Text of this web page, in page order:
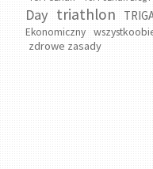
Day triathlon
Ekonomiczny
zdrowe zasady